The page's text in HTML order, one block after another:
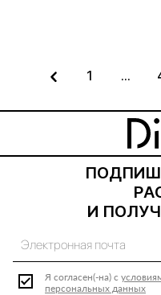
1 ...
И
Я согласен(-на) с
персональных данных